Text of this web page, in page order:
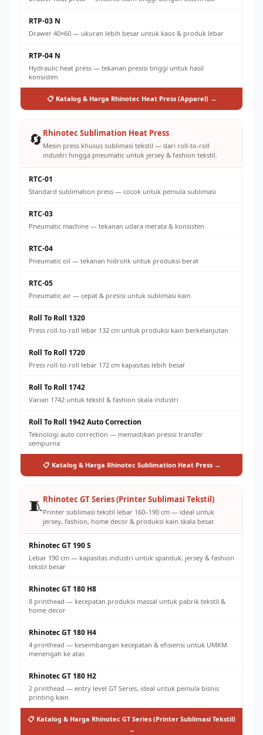
RTP-03 N
Drawer 40×60 — ukuran lebih besar untuk kaos & produk lebar
RTP-04 N
Hydraulic heat press — tekanan presisi tinggi untuk hasil
konsisten
📋 Katalog & Harga Rhinotec Heat Press (Apparel) →
🔄 Rhinotec Sublimation Heat Press
Mesin press khusus sublimasi tekstil — dari roll-to-roll
industri hingga pneumatic untuk jersey & fashion tekstil.
RTC-01
Standard sublimation press — cocok untuk pemula sublimasi
RTC-03
Pneumatic machine — tekanan udara merata & konsisten
RTC-04
Pneumatic oil — tekanan hidrolik untuk produksi berat
RTC-05
Pneumatic air — cepat & presisi untuk sublimasi kain
Roll To Roll 1320
Press roll-to-roll lebar 132 cm untuk produksi kain berkelanjutan
Roll To Roll 1720
Press roll-to-roll lebar 172 cm kapasitas lebih besar
Roll To Roll 1742
Varian 1742 untuk tekstil & fashion skala industri
Roll To Roll 1942 Auto Correction
Teknologi auto correction — memastikan presisi transfer
sempurna
📋 Katalog & Harga Rhinotec Sublimation Heat Press →
🧵Rhinotec GT Series (Printer Sublimasi Tekstil)
Printer sublimasi tekstil lebar 160–190 cm — ideal untuk
jersey, fashion, home decor & produksi kain skala besar.
Rhinotec GT 190 S
Lebar 190 cm — kapasitas industri untuk spanduk, jersey & fashion
tekstil besar
Rhinotec GT 180 H8
8 printhead — kecepatan produksi massal untuk pabrik tekstil &
home decor
Rhinotec GT 180 H4
4 printhead — keseimbangan kecepatan & efisiensi untuk UMKM
menengah ke atas
Rhinotec GT 180 H2
2 printhead — entry level GT Series, ideal untuk pemula bisnis
printing kain
📋 Katalog & Harga Rhinotec GT Series (Printer Sublimasi Tekstil)
→